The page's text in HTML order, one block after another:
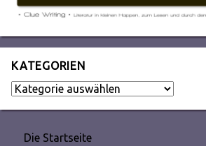
KATEGORIEN
Kategorien
Die Startseite